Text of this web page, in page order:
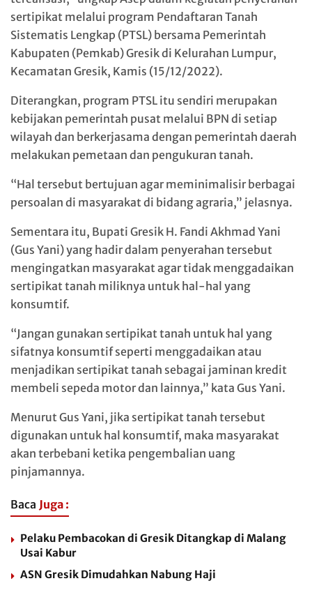
sertipikat melalui program Pendaftaran Tanah
Sistematis Lengkap (PTSL) bersama Pemerintah
Kabupaten (Pemkab) Gresik di Kelurahan Lumpur,
Kecamatan Gresik, Kamis (15/12/2022).
Diterangkan, program PTSL itu sendiri merupakan
kebijakan pemerintah pusat melalui BPN di setiap
wilayah dan berkerjasama dengan pemerintah daerah
melakukan pemetaan dan pengukuran tanah.
“Hal tersebut bertujuan agar meminimalisir berbagai
persoalan di masyarakat di bidang agraria,” jelasnya.
Sementara itu, Bupati Gresik H. Fandi Akhmad Yani
(Gus Yani) yang hadir dalam penyerahan tersebut
mengingatkan masyarakat agar tidak menggadaikan
sertipikat tanah miliknya untuk hal-hal yang
konsumtif.
“Jangan gunakan sertipikat tanah untuk hal yang
sifatnya konsumtif seperti menggadaikan atau
menjadikan sertipikat tanah sebagai jaminan kredit
membeli sepeda motor dan lainnya,” kata Gus Yani.
Menurut Gus Yani, jika sertipikat tanah tersebut
digunakan untuk hal konsumtif, maka masyarakat
akan terbebani ketika pengembalian uang
pinjamannya.
Baca Juga :
Pelaku Pembacokan di Gresik Ditangkap di Malang
Usai Kabur
ASN Gresik Dimudahkan Nabung Haji